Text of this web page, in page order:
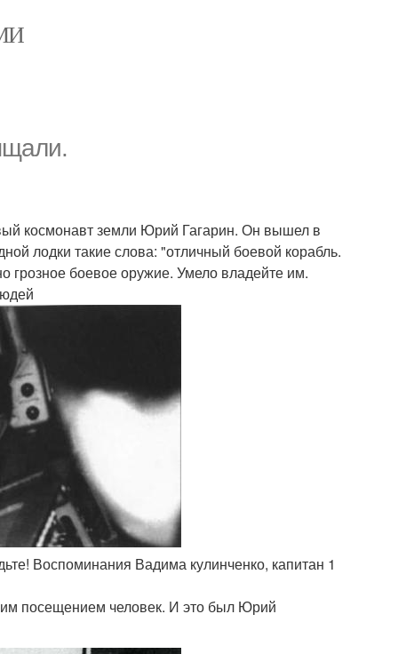
космонавт земли Юрий Гагарин. Он вышел в
лодки такие слова: "отличный боевой корабль.
боевое оружие. Умело владейте им.
Воспоминания Вадима кулинченко, капитан 1
посещением человек. И это был Юрий